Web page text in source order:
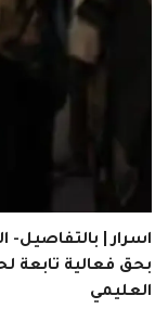
اسرار | بالتفاصيل-
بحق فعالية تابعة
العليمي